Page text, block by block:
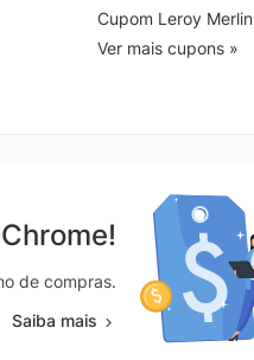
Cupom Leroy Merlin
Ver mais cupons »
de compras.
Saiba mais